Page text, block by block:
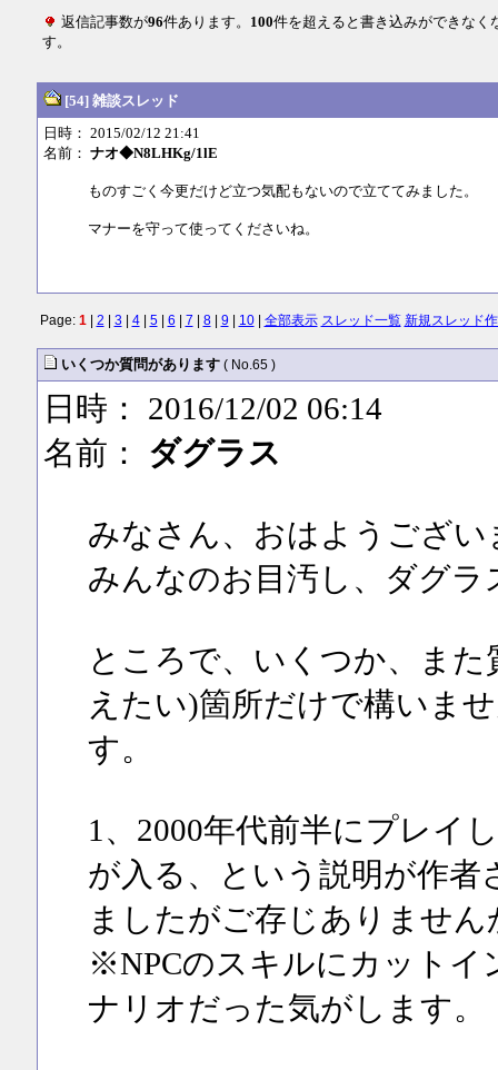
返信記事数が96件あります。 100件を超えると書き込みができなく
す。
[54] 雑談スレッド
日時： 2015/02/12 21:41
名前： ナオ◆N8LHKg/1lE
ものすごく今更だけど立つ気配もないので立ててみました。
マナーを守って使ってくださいね。
Page: 1| 2 3 4| 5| 6 7 8| 9 10| 全部表示 スレッド一覧 新規スレッド
いくつか質問があります ( No.65 )
日時： 2016/12/02 06:14
名前： ダグラス
みなさん、おはようござい
みんなのお目汚し、ダグラ
ところで、いくつか、ま
えたい)箇所だけで構いま
す。
1、2000年代前半にプレイ
が入る、という説明が作
ましたがご存じありません
※NPCのスキルにカットイ
ナリオだった気がします。